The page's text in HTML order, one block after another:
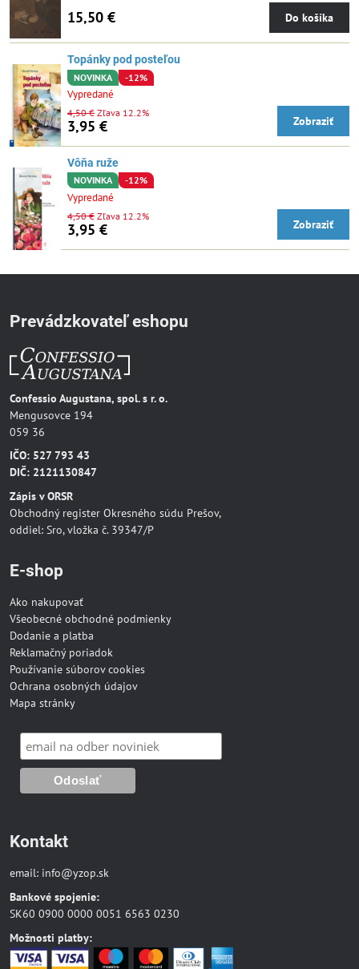
15,50 € Do košíka
Topánky pod posteľou
NOVINKA -12%
Vypredané
3,95 €
4,50 € Zľava 12.2%
Zobraziť
Vôňa ruže
NOVINKA -12%
Vypredané
3,95 €
4,50 € Zľava 12.2%
Zobraziť
Prevádzkovateľ eshopu
Confessio Augustana, spol. s r. o.
Mengusovce 194
059 36
IČO: 527 793 43
DIČ: 2121130847
Zápis v ORSR
Obchodný register Okresného súdu Prešov,
oddiel: Sro, vložka č. 39347/P
E-shop
Ako nakupovať
Všeobecné obchodné podmienky
Dodanie a platba
Reklamačný poriadok
Používanie súborov cookies
Ochrana osobných údajov
Mapa stránky
Kontakt
email: info@yzop.sk
Bankové spojenie:
SK60 0900 0000 0051 6563 0230
Možnosti platby: